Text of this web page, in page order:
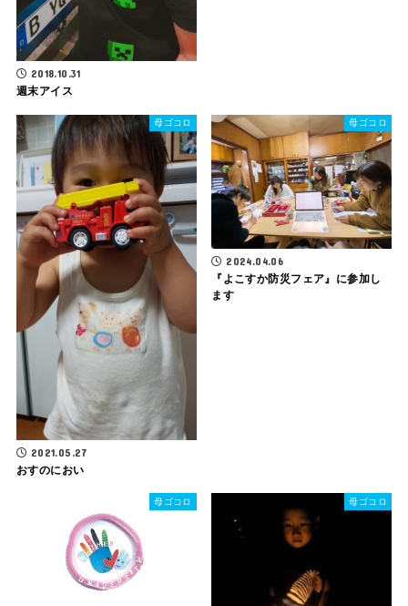
2018.10.31
週末アイス
母ゴコロ
2021.05.27
おすのにおい
母ゴコロ
2024.04.06
『よこすか防災フェア』に参加し
ます
母ゴコロ 母ゴコロ